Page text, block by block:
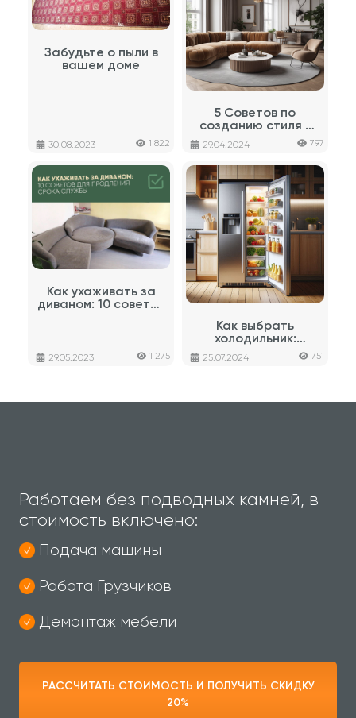
Забудьте о пыли в
вашем доме
30.08.2023 1 822
5 Советов по
созданию стиля в
доме, который
отражает вашу
индивидуальность
29.04.2024 797
Как ухаживать за
диваном: 10 советов
29.05.2023 1 275
Как выбрать
холодильник:
советы по объему,
функциям и
25.07.2024 751
Работаем без подводных камней, в
стоимость включено:
Подача машины
Работа Грузчиков
Демонтаж мебели
РАССЧИТАТЬ СТОИМОСТЬ И ПОЛУЧИТЬ СКИДКУ
20%